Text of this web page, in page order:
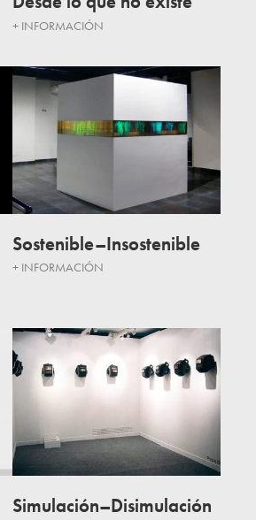
+ INFORMACIÓN
Sostenible–Insostenible
+ INFORMACIÓN
Simulación–Disimulación